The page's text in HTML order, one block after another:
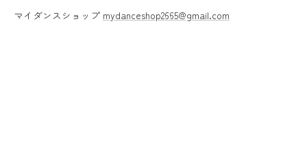
マイダンスショップ mydanceshop2665@gmail.com